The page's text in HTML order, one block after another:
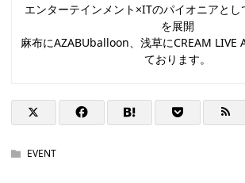
エンターテインメント×ITのパイオニアとし
を展開
麻布にAZABUballoon、浅草にCREAM LIVE
ております。
EVENT